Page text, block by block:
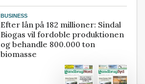
BUSINESS
Efter lån på 182 millioner: Sindal
Biogas vil fordoble produktionen
og behandle 800.000 ton
biomasse